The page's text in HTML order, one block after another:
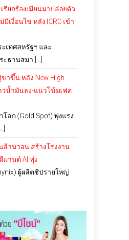
รียกร้องเมียนมาปล่อยตัว
มีเงื่อนไข หลัง ICRC เข้า
เทศสหรัฐฯ และ
ธานสมา […]
ขาขึ้น หลัง New High
วน้ำมันลง-แนวโน้มเฟด
โลก (Gold Spot) พุ่งแรง
ล้านวอน สร้างโรงงาน
มานด์ AI พุ่ง
ผู้ผลิตชิปรายใหญ่